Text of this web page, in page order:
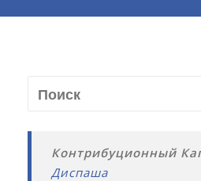
Контрибуционный
Диспаша